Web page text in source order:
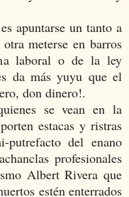
apuntarse un tanto a
meterse en barros
laboral o de la ley
da más yuyu que el
don dinero!.
se vean en la
estacas y ristras
del enano
profesionales
Albert Rivera que
estén enterrados